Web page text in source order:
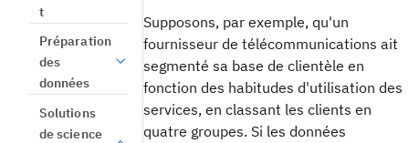
t
Préparation
des
données
Solutions
de science
Supposons, par exemple, qu'un
fournisseur de télécommunications ait
segmenté sa base de clientèle en
fonction des habitudes d'utilisation des
services, en classant les clients en
quatre groupes. Si les données